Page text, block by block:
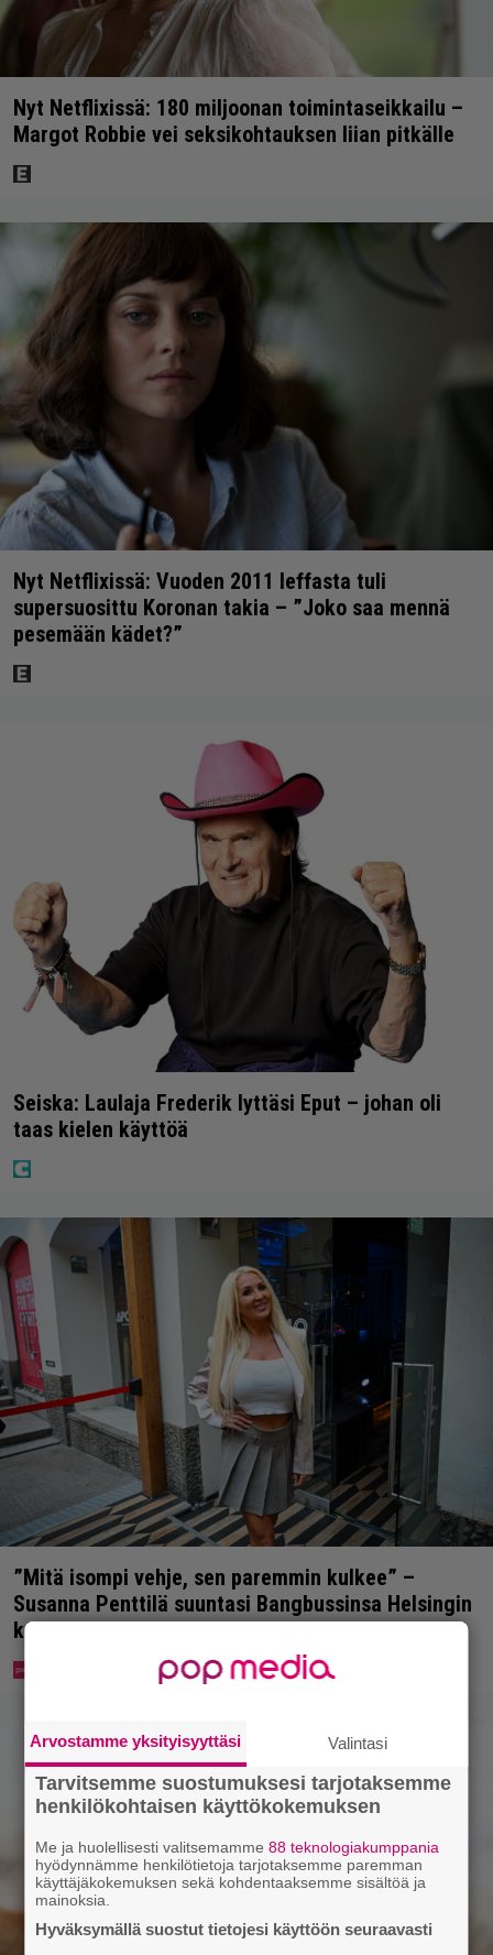
Nyt Netflixissä: 180 miljoonan toimintaseikkailu –
Margot Robbie vei seksikohtauksen liian pitkälle
Nyt Netflixissä: Vuoden 2011 leffasta tuli
supersuosittu Koronan takia – ”Joko saa mennä
pesemään kädet?”
Seiska: Laulaja Frederik lyttäsi Eput – johan oli
taas kielen käyttöä
”Mitä isompi vehje, sen paremmin kulkee” –
Susanna Penttilä suuntasi Bangbussinsa Helsingin
keskustaan
Arvostamme yksityisyyttäsi Valintasi
Tarvitsemme suostumuksesi tarjotaksemme
henkilökohtaisen käyttökokemuksen
Me ja huolellisesti valitsemamme88 teknologiakumppania
hyödynnämme henkilötietoja tarjotaksemme paremman
käyttäjäkokemuksen sekä kohdentaaksemme sisältöä ja
mainoksia.
Hyväksymällä suostut tietojesi käyttöön seuraavasti